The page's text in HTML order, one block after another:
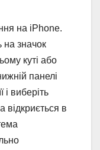
на iPhone.
на значок
куті або
панелі
і виберіть
відкриється в